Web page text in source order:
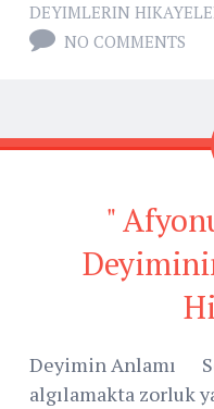
DEYIMLERIN
NO COMMENTS
"
Deyimin Anlamı
algılamakta zorluk